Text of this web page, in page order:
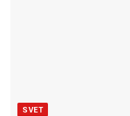
SVET